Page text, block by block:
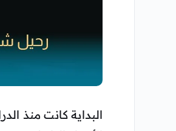
البداية كانت منذ